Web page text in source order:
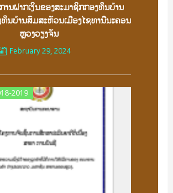
ນຝາກເງິນຂອງສະມາຊິກກອງທຶນບ້ານ
ນບ້ານສົມສະຫັວນເມືອງໄຊທານີນະຄອນ
ຫຼວງວຽງຈັນ
February 29, 2024
2019
Posted
on